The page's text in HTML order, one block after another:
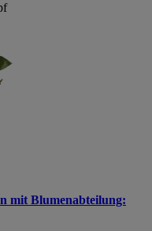
mit Blumenabteilung: